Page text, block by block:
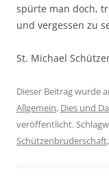
spürte man doch,
und vergessen zu
St. Michael
Dieser Beitrag wurde
Allgemein, Dies und
veröffentlicht.
Schützenbruderschaft,